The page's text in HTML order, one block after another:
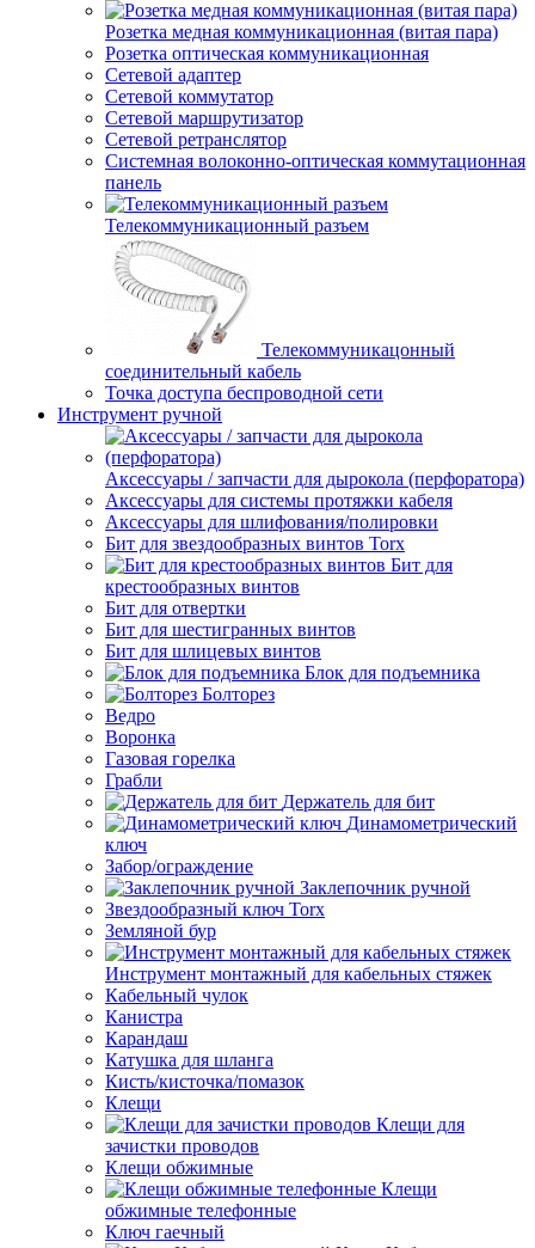
Розетка медная коммуникационная (витая пара)
Розетка оптическая коммуникационная
Сетевой адаптер
Сетевой коммутатор
Сетевой маршрутизатор
Сетевой ретранслятор
Системная волоконно-оптическая коммутационная
панель
Телекоммуникационный разъем
Телекоммуникацонный
соединительный кабель
Точка доступа беспроводной сети
Инструмент ручной
Аксессуары / запчасти для дырокола (перфоратора)
Аксессуары для системы протяжки кабеля
Аксессуары для шлифования/полировки
Бит для звездообразных винтов Torx
Бит для
крестообразных винтов
Бит для отвертки
Бит для шестигранных винтов
Бит для шлицевых винтов
Блок для подъемника
Болторез
Ведро
Воронка
Газовая горелка
Грабли
Держатель для бит
Динамометрический
ключ
Забор/ограждение
Заклепочник ручной
Звездообразный ключ Torx
Земляной бур
Инструмент монтажный для кабельных стяжек
Кабельный чулок
Канистра
Карандаш
Катушка для шланга
Кисть/кисточка/помазок
Клещи
Клещи для
зачистки проводов
Клещи обжимные
Клещи
обжимные телефонные
Ключ гаечный